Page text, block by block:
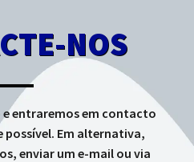
NOS
entraremos em contacto
possível. Em alternativa,
enviar um e-mail ou via